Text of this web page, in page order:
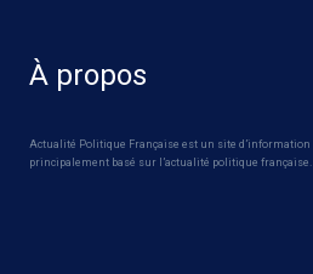
À propos
Actualité Politique Française est un site d’information
principalement basé sur l’actualité politique française.